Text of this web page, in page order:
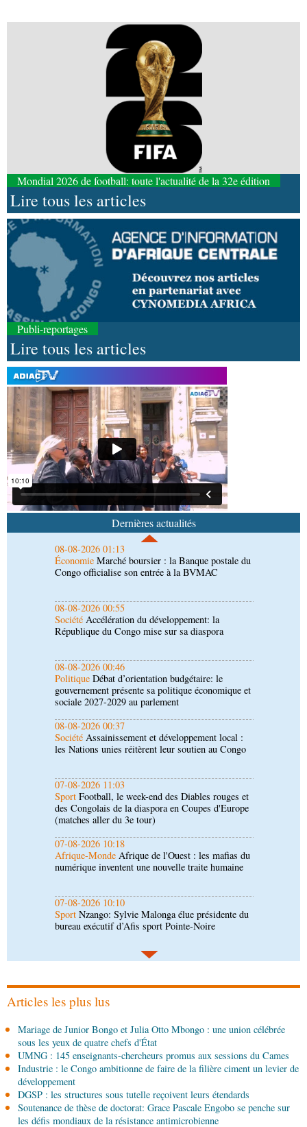
Mondial 2026 de football: toute l'actualité de la 32e édition
Lire tous les articles
Publi-reportages
Lire tous les articles
Dernières actualités
08-08-2026 01:25
EnvironnementForêts : des techniciens formés à
l'utilisation d'un logiciel d'évaluation des
émissions
08-08-2026 01:18
Afrique-MondeCongo-Mali : les deux pays
envisagent le renforcement de leur coopération
agricole
08-08-2026 01:13
Marché boursier : la Banque postale du
Congo officialise son entrée à la BVMAC
08-08-2026 00:55
SociétéAccélération du développement: la
République du Congo mise sur sa diaspora
08-08-2026 00:46
PolitiqueDébat d’orientation budgétaire: le
gouvernement présente sa politique économique et
08-08-2026 00:37
SociétéAssainissement et développement local :
les Nations unies réitèrent leur soutien au Congo
07-08-2026 11:03
SportFootball, le week-end des Diables rouges et
des Congolais de la diaspora en Coupes d'Europe
07-08-2026 10:18
Afrique-MondeAfrique de l'Ouest : les mafias du
numérique inventent une nouvelle traite humaine
07-08-2026 10:10
SportNzango: Sylvie Malonga élue présidente du
bureau exécutif d’Afis sport Pointe-Noire
06-08-2026 16:30
SociétéDiaspora : rencontre des Congolais de
l'étranger à Brazzaville
06-08-2026 15:30
lance la deuxième édition de la Grande foire
agricole du Congo
SociétéUMNG : 145 enseignants-chercheurs
promus aux sessions du Cames
06-08-2026 15:00
ÉconomieDeuxième édition de la Gfac : le défi
d’offrir à la nation des produits alimentaires de
qualité
Articles les plus lus
Mariage de Junior Bongo et Julia Otto Mbongo : une union célébrée
sous les yeux de quatre chefs d'État
UMNG : 145 enseignants-chercheurs promus aux sessions du Cames
Industrie : le Congo ambitionne de faire de la filière ciment un levier de
développement
DGSP : les structures sous tutelle reçoivent leurs étendards
Soutenance de thèse de doctorat: Grace Pascale Engobo se penche sur
les défis mondiaux de la résistance antimicrobienne